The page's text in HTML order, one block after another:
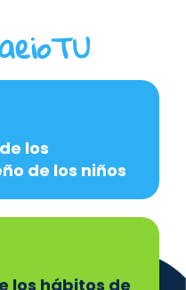
los
de los niños
los hábitos de